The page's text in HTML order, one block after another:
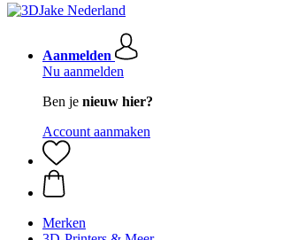
Aanmelden
Nu aanmelden
Ben je nieuw hier?
Account aanmaken
Merken